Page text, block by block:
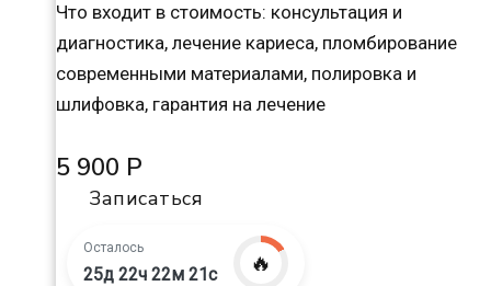
Что входит в стоимость: консультация и
диагностика, лечение кариеса, пломбирование
современными материалами, полировка и
шлифовка, гарантия на лечение
5 900 Р
Записаться
Осталось
25д 22ч 22м 20с 🔥